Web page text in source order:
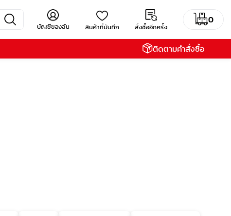
บัญชีของฉัน สินค้าที่บันทึก สั่งซื้ออีกครั้ง
0
ติดตามคำสั่งซื้อ